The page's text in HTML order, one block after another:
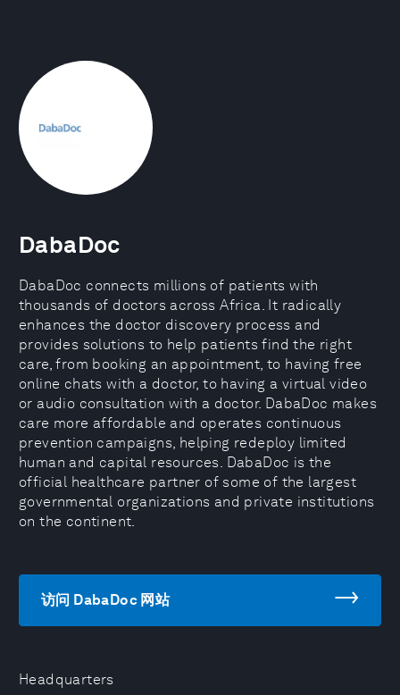
Headquarters
DabaDoc
DabaDoc connects millions of patients with
thousands of doctors across Africa. It radically
enhances the doctor discovery process and
provides solutions to help patients find the right
care, from booking an appointment, to having free
online chats with a doctor, to having a virtual video
or audio consultation with a doctor. DabaDoc makes
care more affordable and operates continuous
prevention campaigns, helping redeploy limited
human and capital resources. DabaDoc is the
official healthcare partner of some of the largest
governmental organizations and private institutions
on the continent.
访问 DabaDoc 网站